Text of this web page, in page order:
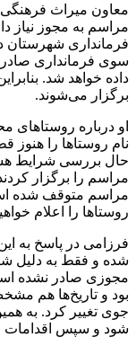
معاون میراث فرهنگی
مراسم به مجوز نیاز
فرمانداری شهرستان
سوی فرمانداری صادر
داده خواهد شد.
برگزار می‌شوند.
او درباره
نام روستاها را هنوز
حال بررسی شرایط
مراسم را برگزار
مراسم متوقف
روستاها را اعلام
فرزامی در پاسخ به
شده و فقط به دلیل
مجوزی صادر نشده
بود و تاریخ‌ها هم
جوی تغییر کرد. به
شود و سپس اقدامات